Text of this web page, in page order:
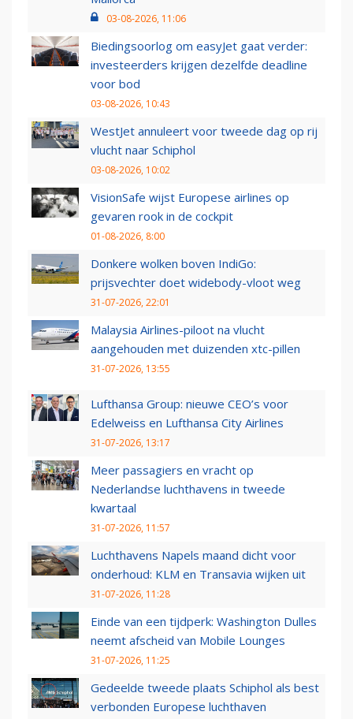
03-08-2026, 11:06
Biedingsoorlog om easyJet gaat verder:
investeerders krijgen dezelfde deadline
voor bod
03-08-2026, 10:43
WestJet annuleert voor tweede dag op rij
vlucht naar Schiphol
03-08-2026, 10:02
VisionSafe wijst Europese airlines op
gevaren rook in de cockpit
01-08-2026, 8:00
Donkere wolken boven IndiGo:
prijsvechter doet widebody-vloot weg
31-07-2026, 22:01
Malaysia Airlines-piloot na vlucht
aangehouden met duizenden xtc-pillen
31-07-2026, 13:55
Lufthansa Group: nieuwe CEO’s voor
Edelweiss en Lufthansa City Airlines
31-07-2026, 13:17
Meer passagiers en vracht op
Nederlandse luchthavens in tweede
kwartaal
31-07-2026, 11:57
Luchthavens Napels maand dicht voor
onderhoud: KLM en Transavia wijken uit
31-07-2026, 11:28
Einde van een tijdperk: Washington Dulles
neemt afscheid van Mobile Lounges
31-07-2026, 11:25
Gedeelde tweede plaats Schiphol als best
verbonden Europese luchthaven